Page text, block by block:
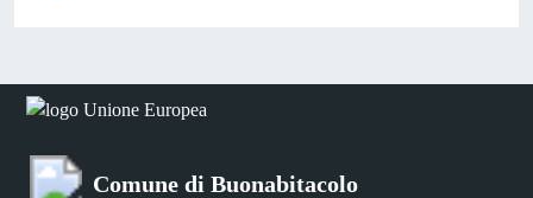
Comune di Buonabitacolo